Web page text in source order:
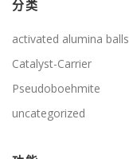
分类
activated alumina balls
Catalyst-Carrier
Pseudoboehmite
uncategorized